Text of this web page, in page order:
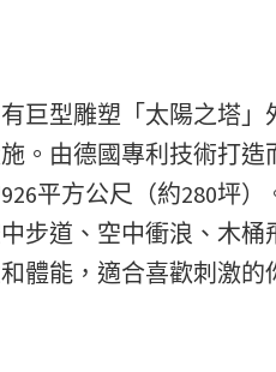
巨型雕塑「太陽之塔
。由德國專利技術打
平方公尺（約280坪
步道、空中衝浪、木
體能，適合喜歡刺激的